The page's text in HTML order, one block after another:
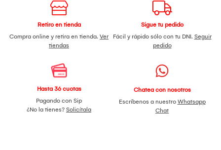
Retiro en tienda
Compra online y retira en tienda. Ver
tiendas
Sigue tu pedido
Fácil y rápido sólo con tu DNI. Seguir
pedido
Hasta 36 cuotas
Pagando con Sip
¿No la tienes? Solicítala
Chatea con nosotros
Escríbenos a nuestro Whatsapp
Chat